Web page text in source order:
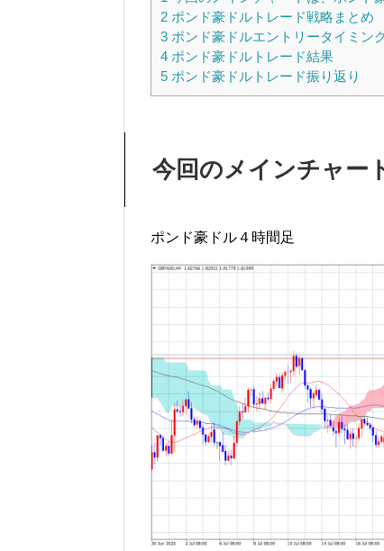
2 ポンド豪ドルトレード戦略まとめ
3 ポンド豪ドルエントリータイミン
4 ポンド豪ドルトレード結果
5 ポンド豪ドルトレード振り返り
今回のメインチャー
ポンド豪ドル４時間足